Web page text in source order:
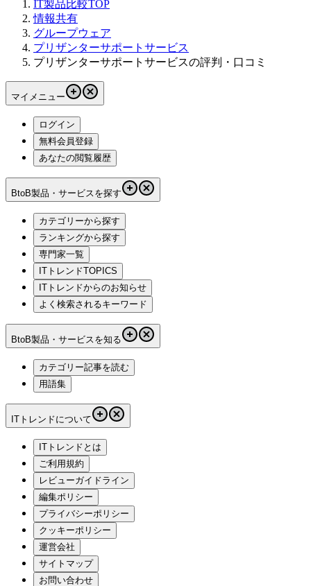
IT製品比較TOP
情報共有
グループウェア
プリザンターサポートサービス
プリザンターサポートサービスの評判・口コミ
マイメニュー
ログイン
無料会員登録
あなたの閲覧履歴
BtoB製品・サービスを探す
カテゴリーから探す
ランキングから探す
専門家一覧
ITトレンドTOPICS
ITトレンドからのお知らせ
よく検索されるキーワード
BtoB製品・サービスを知る
カテゴリー記事を読む
用語集
ITトレンドについて
ITトレンドとは
ご利用規約
レビューガイドライン
編集ポリシー
プライバシーポリシー
クッキーポリシー
運営会社
サイトマップ
お問い合わせ